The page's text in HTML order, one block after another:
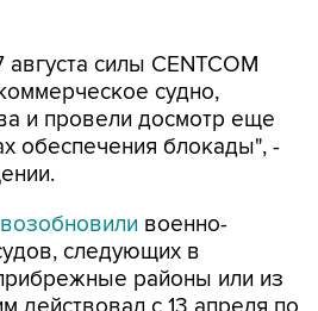
силы CENTCOM
и провели досмотр еще
обеспечения блокады", -
возобновили
районы или из
с 13 апреля по